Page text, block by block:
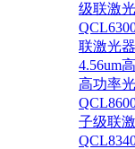
级联激
联激光
4.56um
高功率
子级联